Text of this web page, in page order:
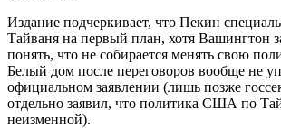
Издание подчеркивает, что Пекин
Тайваня на первый план, хотя Вашингтон
понять, что не собирается менять свою
Белый дом после переговоров вообще не
официальном заявлении (лишь позже
отдельно заявил, что политика США по
неизменной).